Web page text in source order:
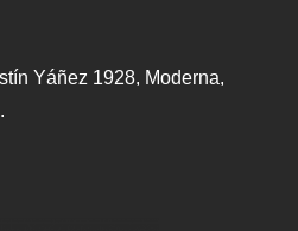
Yáñez 1928, Moderna,